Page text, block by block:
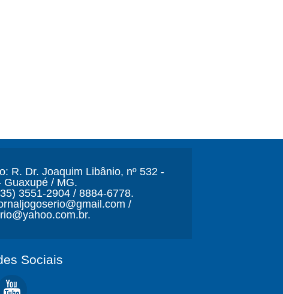
R. Dr. Joaquim Libânio, nº 532 -
Guaxupé / MG.
3551-2904 / 8884-6778.
/
Sociais